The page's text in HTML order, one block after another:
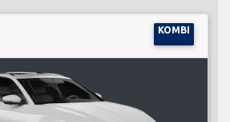
KOMBI